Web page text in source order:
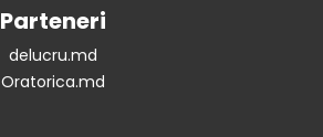
Parteneri
delucru.md
Oratorica.md